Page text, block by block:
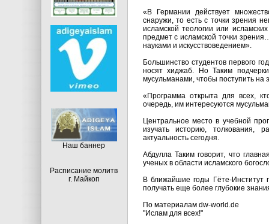
Hаш баннер
Расписание молитв
г. Майкоп
«В Германии действует
снаружи, то есть с точки зрения
исламской теологии или
предмет с исламской точки
науками и искусствоведением».
Большинство студентов первого
носят хиджаб. Но Таким
мусульманами, чтобы поступить на
«Программа открыта для всех,
очередь, им интересуются
Центральное место в учебной
изучать историю, толкования,
актуальность сегодня.
Абдулла Таким говорит, что
ученых в области исламского
В ближайшие годы Гёте-Институт
получать еще более глубокие
По материалам dw-world.de
"Ислам для всех!"